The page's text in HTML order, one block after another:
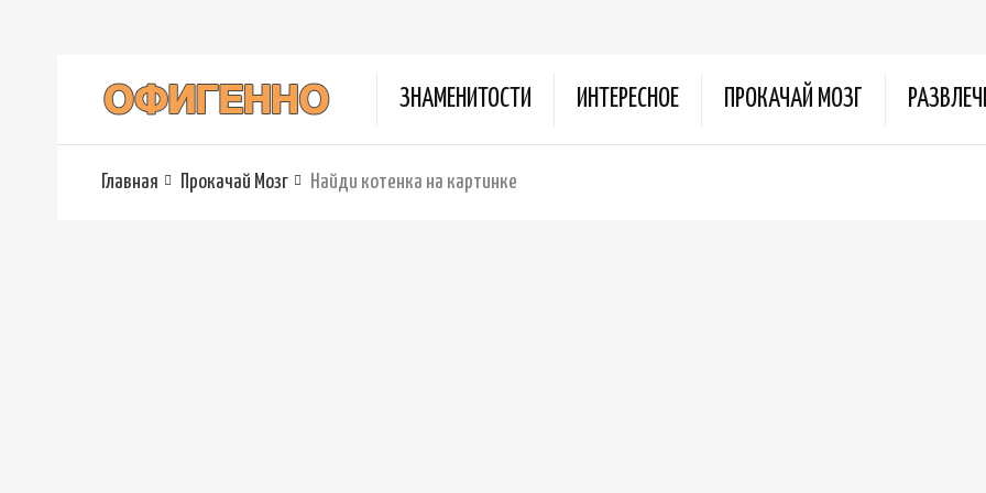
ЗНАМЕНИТОСТИ ИНТЕРЕСНОЕ ПРОКАЧАЙ МОЗГ
Главная Прокачай Мозг Найди котенка на картинке